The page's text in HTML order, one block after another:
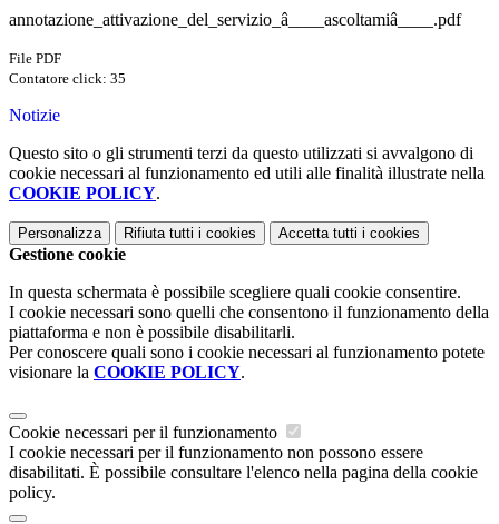
annotazione_attivazione_del_servizio_â____ascoltamiâ____.pdf
File PDF
Contatore click: 35
Notizie
Questo sito o gli strumenti terzi da questo utilizzati si avvalgono di
cookie necessari al funzionamento ed utili alle finalità illustrate nella
COOKIE POLICY.
Personalizza Rifiuta tutti i cookies Accetta tutti i cookies
Gestione cookie
In questa schermata è possibile scegliere quali cookie consentire.
I cookie necessari sono quelli che consentono il funzionamento della
piattaforma e non è possibile disabilitarli.
Per conoscere quali sono i cookie necessari al funzionamento potete
visionare la COOKIE POLICY.
Cookie necessari per il funzionamento
I cookie necessari per il funzionamento non possono essere
disabilitati. È possibile consultare l'elenco nella pagina della cookie
policy.